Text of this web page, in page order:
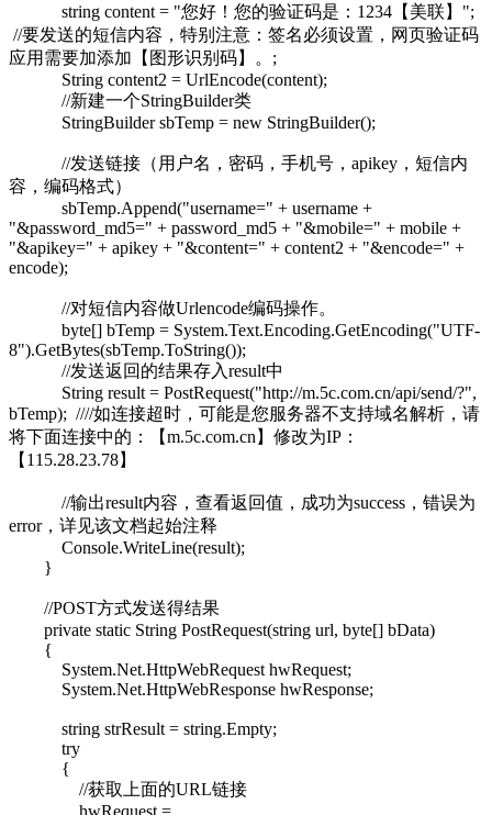
string content = "您好！您的验证码是：1234【美联】";
//要发送的短信内容，特别注意：签名必须设置，网页验证码
应用需要加添加【图形识别码】。;
String content2 = UrlEncode(content);
//新建一个StringBuilder类
StringBuilder sbTemp = new StringBuilder();
//发送链接（用户名，密码，手机号，apikey，短信内
容，编码格式）
sbTemp.Append("username=" + username +
"&password_md5=" + password_md5 + "&mobile=" + mobile +
"&apikey=" + apikey + "&content=" + content2 + "&encode=" +
encode);
//对短信内容做Urlencode编码操作。
byte[] bTemp = System.Text.Encoding.GetEncoding("UTF-
8").GetBytes(sbTemp.ToString());
//发送返回的结果存入result中
String result = PostRequest("http://m.5c.com.cn/api/send/?",
bTemp); ////如连接超时，可能是您服务器不支持域名解析，请
将下面连接中的：【m.5c.com.cn】修改为IP：
【115.28.23.78】
//输出result内容，查看返回值，成功为success，错误为
error，详见该文档起始注释
Console.WriteLine(result);
}
//POST方式发送得结果
private static String PostRequest(string url, byte[] bData)
{
System.Net.HttpWebRequest hwRequest;
System.Net.HttpWebResponse hwResponse;
string strResult = string.Empty;
try
{
//获取上面的URL链接
hwRequest =